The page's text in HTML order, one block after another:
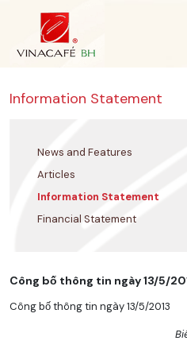
Information Statement
News and Features
Articles
Information Statement
Financial Statement
Công bố thông tin ngày 13/5/
Công bố thông tin ngày 13/5/2013